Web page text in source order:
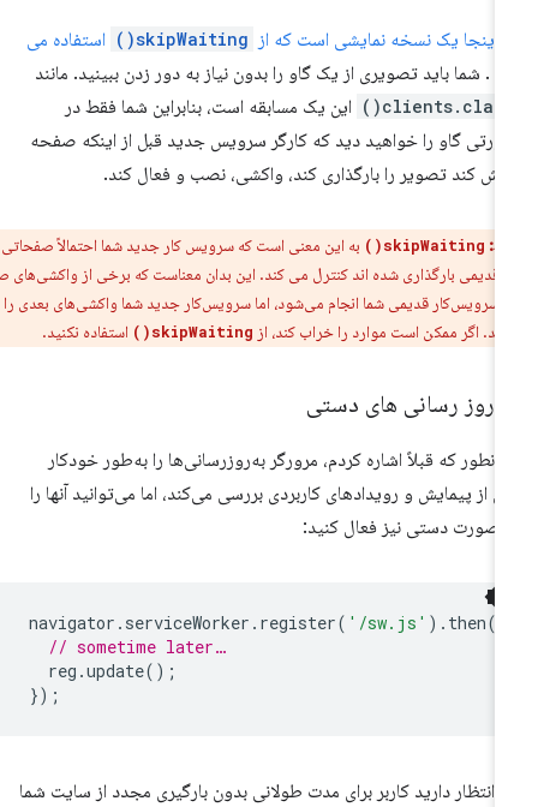
اینجا یک نسخه نمایشی است که از skipWaiting()
استفاده می
. شما باید تصویری از یک گاو را بدون نیاز به دور زدن ببینید. مانند
این یک مسابقه است، بنابراین شما فقط در
گاو را خواهید دید که کارگر سرویس جدید قبل از اینکه صفحه
کند تصویر را بارگذاری کند، واکشی، نصب و فعال کند.
skipWaiting()
به این معنی است که سرویس کار جدید شما احتمالاً صفحاتی را
قدیمی بارگذاری شده اند کنترل می کند. این بدان معناست که برخی از واکشی‌های صفحه
قدیمی شما انجام می‌شود، اما سرویس‌کار جدید شما واکشی‌های بعدی را
اگر ممکن است موارد را خراب کند، ازskipWaiting() استفاده نکنید.
روز رسانی های دستی
که قبلاً اشاره کردم، مرورگر به‌روزرسانی‌ها را به‌طور خودکار
از پیمایش و رویدادهای کاربردی بررسی می‌کند، اما می‌توانید آنها را
صورت دستی نیز فعال کنید:
navigator.serviceWorker.register('/sw.js').then
// sometime later…
reg.update
انتظار دارید کاربر برای مدت طولانی بدون بارگیری مجدد از سایت شما